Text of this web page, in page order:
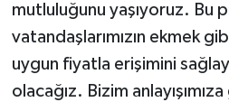
mutluluğunu yaşıyoruz. Bu
vatandaşlarımızın ekmek
uygun fiyatla erişimini
olacağız. Bizim